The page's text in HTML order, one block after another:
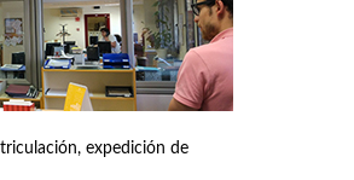
expedición de